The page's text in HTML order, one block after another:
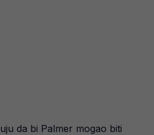
da bi Palmer mogao biti